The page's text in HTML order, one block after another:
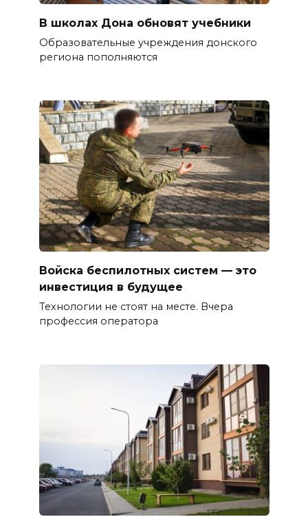
В школах Дона обновят учебники
Образовательные учреждения донского
региона пополняются
Войска беспилотных систем — это
инвестиция в будущее
Технологии не стоят на месте. Вчера
профессия оператора